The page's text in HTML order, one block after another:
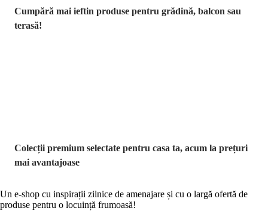
Cumpără mai ieftin produse pentru grădină, balcon sau
terasă!
Colecții premium selectate pentru casa ta, acum la prețuri
mai avantajoase
Un e-shop cu inspirații zilnice de amenajare și cu o largă ofertă de
produse pentru o locuință frumoasă!